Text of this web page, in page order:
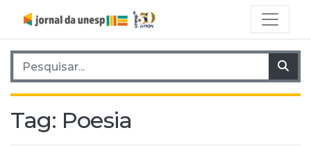
Pesquisar por:
Tag: Poesia